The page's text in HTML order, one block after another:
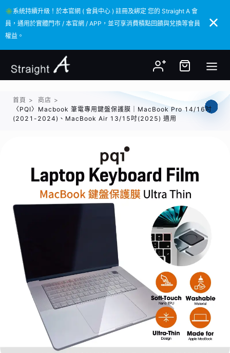
✳️系統持續升級！於本官網 ( 會員中心 ) 註冊及綁定 您的 Straight A 會
員，通用於實體門市 / 本官網 / APP，並可享消費積點回饋與兌換等會員
權益。
✳️系統持續升級！於本官網 ( 會員中心 ) 註冊及綁定 您的 Straight A 會
員，通用於實體門市 / 本官網 / APP，並可享消費積點回饋與兌換等會員
權益。
首頁 > 商店 >
〈PQI〉Macbook 筆電專用鍵盤保護膜｜MacBook Pro 14/16吋
(2021-2024)、MacBook Air 13/15吋(2025) 適用